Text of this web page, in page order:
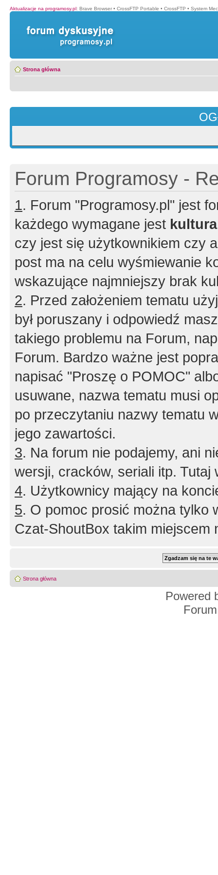
Aktualizacje na programosy.pl: Brave Browser • CrossFTP Portable • CrossFTP • System
Strona główna
Forum Programosy -
1. Forum "Programosy.pl" jest
każdego wymagane jest
czy jest się użytkownikiem czy
post ma na celu wyśmiewanie
wskazujące najmniejszy brak
2. Przed założeniem tematu
był poruszany i odpowiedź
takiego problemu na Forum,
Forum. Bardzo ważne jest
napisać "Proszę o POMOC"
usuwane, nazwa tematu musi
po przeczytaniu nazwy tematu
jego zawartości.
3. Na forum nie podajemy, ani
wersji, cracków, seriali itp. Tutaj
4. Użytkownicy mający na
5. O pomoc prosić można tylko
Czat-ShoutBox takim miejscem
Strona główna
Powered